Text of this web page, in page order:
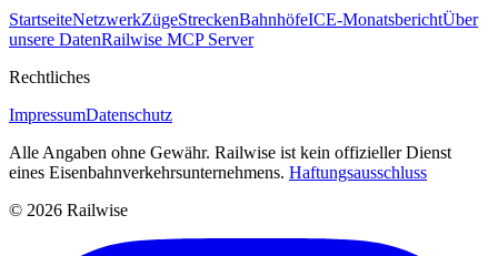
StartseiteNetzwerkZügeStreckenBahnhöfeICE-MonatsberichtÜber
unsere DatenRailwise MCP Server
Rechtliches
ImpressumDatenschutz
Alle Angaben ohne Gewähr. Railwise ist kein offizieller Dienst
eines Eisenbahnverkehrsunternehmens. Haftungsausschluss
© 2026 Railwise